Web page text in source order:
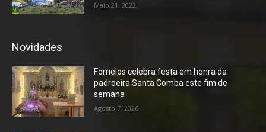
Maio 21, 2022
Novidades
Fornelos celebra festa em honra da
padroeira Santa Comba este fim de
semana
Agosto 7, 2026